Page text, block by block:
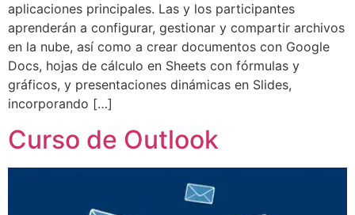
aplicaciones principales. Las y los participantes
aprenderán a configurar, gestionar y compartir archivos
en la nube, así como a crear documentos con Google
Docs, hojas de cálculo en Sheets con fórmulas y
gráficos, y presentaciones dinámicas en Slides,
incorporando […]
Curso de Outlook